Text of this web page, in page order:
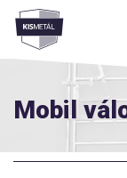
Menü
Mobil